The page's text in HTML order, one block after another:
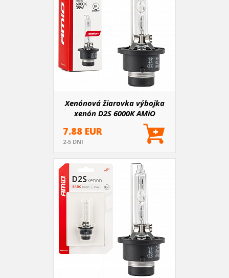
Xenónová žiarovka výbojka
xenón D2S 6000K AMiO
PREMIUM AMIO-01976
7.88 EUR
2-5 DNI